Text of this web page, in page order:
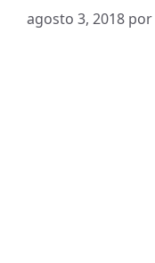
agosto 3, 2018 por